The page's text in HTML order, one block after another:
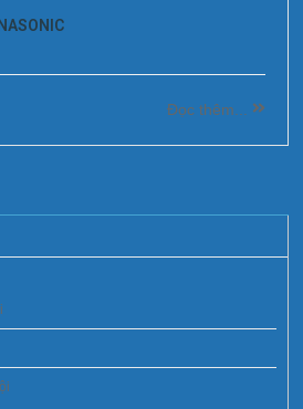
Đọc thêm...